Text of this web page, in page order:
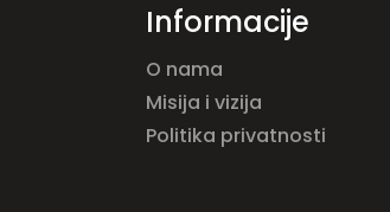
Informacije
O nama
Misija i vizija
Politika privatnosti